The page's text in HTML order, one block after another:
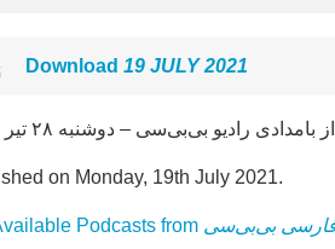
Download 19 JULY 2021
رادیو بی‌بی‌سی – دوشنبه ۲۸ تیر ۱۴۰۰
on Monday, 19th July 2021.
Podcasts from فارسی بی‌بی‌سی